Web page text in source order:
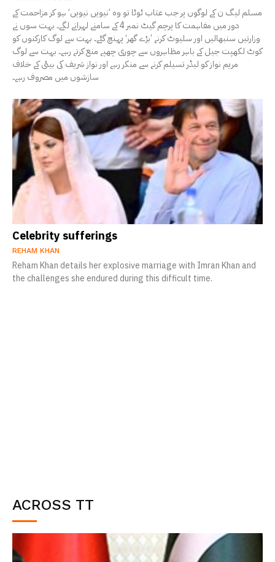
ACROSS TT
مسلم لیگ ن کے لوگوں پر جب عتاب ٹوٹا تو وہ ’نیویں نیویں‘ ہو کر مزاحمت کے
دور میں مفاہمت کا پرچم گیٹ نمبر 4 کے سامنے لہرانے لگے۔ بہت سوں نے
وزارتیں سنبھالیں اور سلیوٹ کرنے ’بڑے گھر‘ پہنچ گئے۔ بہت سے لوگ کارکنوں کو
کوٹ لکھپت جیل کے باہر مظاہروں سے چوری چھپے منع کرتے رہے۔ بہت سے لوگ
مریم نواز کو لیڈر تسیلم کرنے سے منکر رہے اور نواز شریف کی بیٹی کے خلاف
سازشوں میں مصروف رہے۔
Celebrity sufferings
REHAM KHAN
Reham Khan details her explosive marriage with Imran Khan and
the challenges she endured during this difficult time.